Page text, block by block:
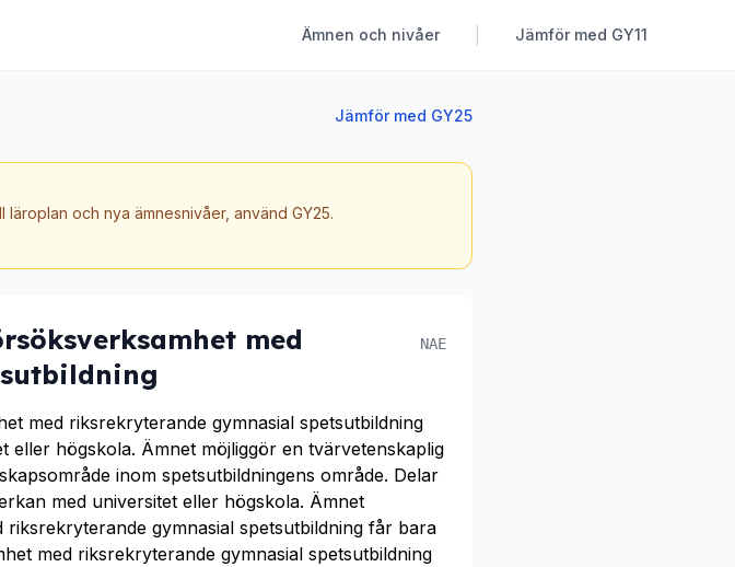
Ämnen och nivåer Jämför med GY11
Jämför med GY25
och nya ämnesnivåer, använd GY25.
med
NAE
med riksrekryterande gymnasial spetsutbildning
högskola. Ämnet möjliggör en tvärvetenskaplig
inom spetsutbildningens område. Delar
med universitet eller högskola. Ämnet
gymnasial spetsutbildning får bara
med riksrekryterande gymnasial spetsutbildning